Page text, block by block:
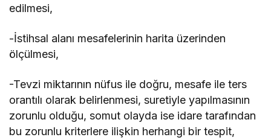
edilmesi,
-İstihsal alanı mesafelerinin harita üzerinden
ölçülmesi,
-Tevzi miktarının nüfus ile doğru, mesafe ile ters
orantılı olarak belirlenmesi, suretiyle yapılmasının
zorunlu olduğu, somut olayda ise idare tarafından
bu zorunlu kriterlere ilişkin herhangi bir tespit,